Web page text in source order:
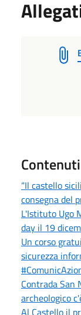
“Il castello
consegna del
L'Istituto Ugo
day il 19
Un corso
sicurezza
Contrada San
archeologico
Al Castello il